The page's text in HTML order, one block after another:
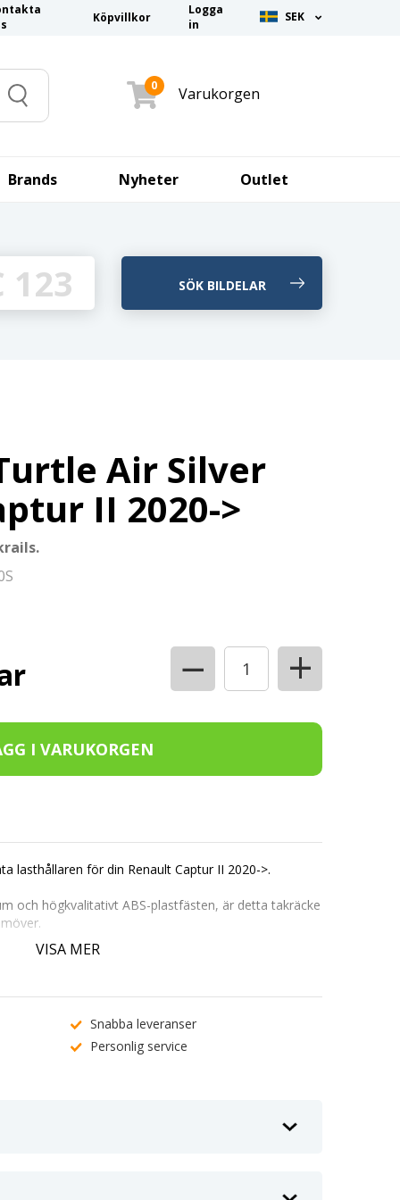
Köpvillkor
Logga
in
SEK
Search
0 Varukorgen
Brands Nyheter Outlet
Air Silver
II 2020->
− +
lasthållaren för din Renault Captur II 2020->.
och högkvalitativt ABS-plastfästen, är detta takräcke
att kombinera med takboxar, cykelställ och andra
utan behov av verktyg och levereras med ett säkert
VISA MER
Snabba leveranser
Personlig service